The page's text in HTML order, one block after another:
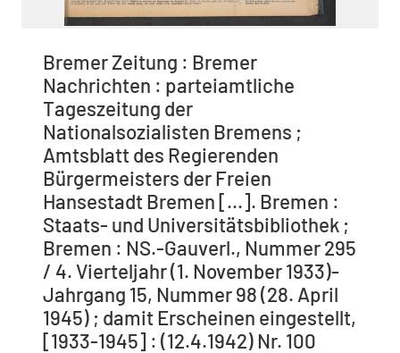
Bremer Zeitung : Bremer
Nachrichten : parteiamtliche
Tageszeitung der
Nationalsozialisten Bremens ;
Amtsblatt des Regierenden
Bürgermeisters der Freien
Hansestadt Bremen [...]. Bremen :
Staats- und Universitätsbibliothek ;
Bremen : NS.-Gauverl., Nummer 295
/ 4. Vierteljahr (1. November 1933)-
Jahrgang 15, Nummer 98 (28. April
1945) ; damit Erscheinen eingestellt,
[1933-1945] : (12.4.1942) Nr. 100